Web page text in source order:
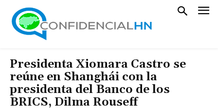
Presidenta Xiomara Castro se
reúne en Shanghái con la
presidenta del Banco de los
BRICS, Dilma Rouseff